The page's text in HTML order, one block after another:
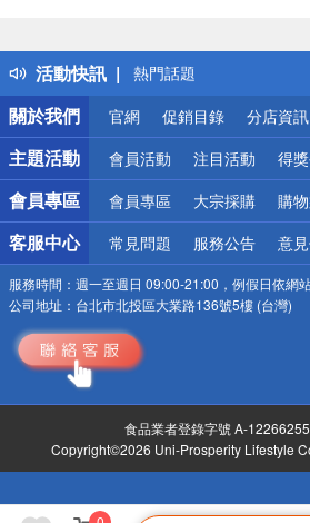
活動快訊
得獎公告
熱門話題
銀行優惠
偏遠地區配送
詐騙網頁！請小心！
關於我們
官網 促銷目錄 分店資訊
主題活動 會員活動 注目活動 得
會員專區 會員專區 大宗採購 購
客服中心 常見問題 服務公告 意
服務時間： 週一至週日 09:00-21:00，例假日依網
公司地址： 台北市北投區大業路136號5樓 (台灣)
食品業者登錄字號 A-
Copyright©2026 Uni-Prosperity Lifestyle